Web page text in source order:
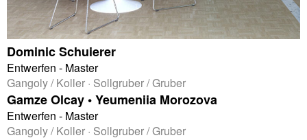
Dominic Schuierer
Entwerfen - Master
Gangoly / Koller · Sollgruber / Gruber
Gamze Olcay • Yeumeniia Morozova
Entwerfen - Master
Gangoly / Koller · Sollgruber / Gruber